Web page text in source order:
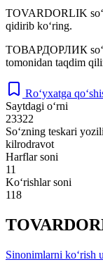
TOVARDORLIK
qidirib ko‘ring.
ТОВАРДОРЛИК
tomonidan taqdim
Ro‘yxatga
Saytdagi o‘rni
23322
So‘zning teskari
kilrodravot
Harflar soni
11
Ko‘rishlar soni
118
Sinonimlarni ko‘rish